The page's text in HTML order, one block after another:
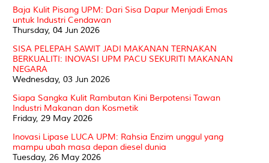
Baja Kulit Pisang UPM: Dari Sisa Dapur Menjadi Emas
untuk Industri Cendawan
Thursday, 04 Jun 2026
SISA PELEPAH SAWIT JADI MAKANAN TERNAKAN
BERKUALITI: INOVASI UPM PACU SEKURITI MAKANAN
NEGARA
Wednesday, 03 Jun 2026
Siapa Sangka Kulit Rambutan Kini Berpotensi Tawan
Industri Makanan dan Kosmetik
Friday, 29 May 2026
Inovasi Lipase LUCA UPM: Rahsia Enzim unggul yang
mampu ubah masa depan diesel dunia
Tuesday, 26 May 2026